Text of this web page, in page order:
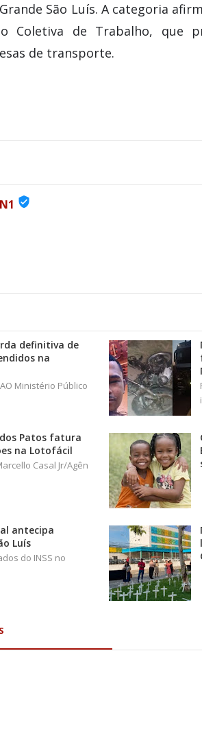
São Luís. A categoria
Coletiva de Trabalho, que
de transporte.
verified_user
definitiva de
na
Ministério Público
Patos fatura
na Lotofácil
Casal Jr/Agên
antecipa
Luís
do INSS no